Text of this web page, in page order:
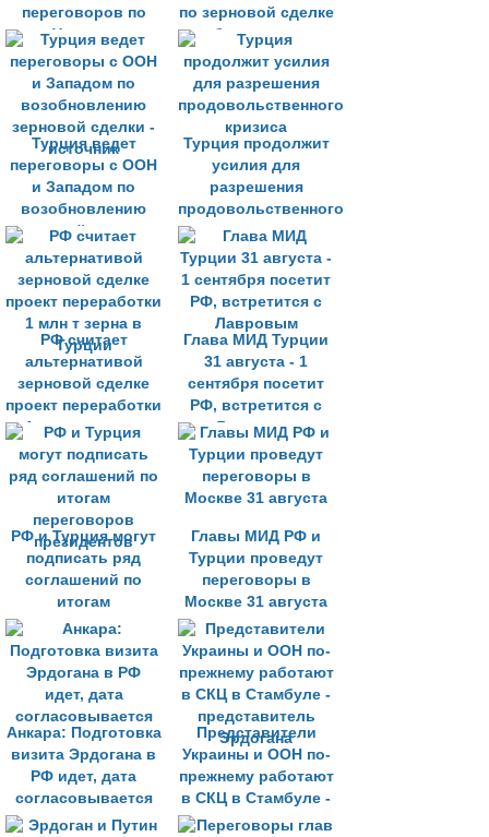
переговоров по
Украине
по зерновой сделке
и будет строго
следовать
Конвенции Монтрё
Турция ведет
переговоры с ООН
и Западом по
возобновлению
зерновой сделки -
источник
Турция продолжит
усилия для
разрешения
продовольственного
кризиса
РФ считает
альтернативой
зерновой сделке
проект переработки
1 млн т зерна в
Турции
Глава МИД Турции
31 августа - 1
сентября посетит
РФ, встретится с
Лавровым
РФ и Турция могут
подписать ряд
соглашений по
итогам
переговоров
президентов
Главы МИД РФ и
Турции проведут
переговоры в
Москве 31 августа
Анкара: Подготовка
визита Эрдогана в
РФ идет, дата
согласовывается
Представители
Украины и ООН по-
прежнему работают
в СКЦ в Стамбуле -
представитель